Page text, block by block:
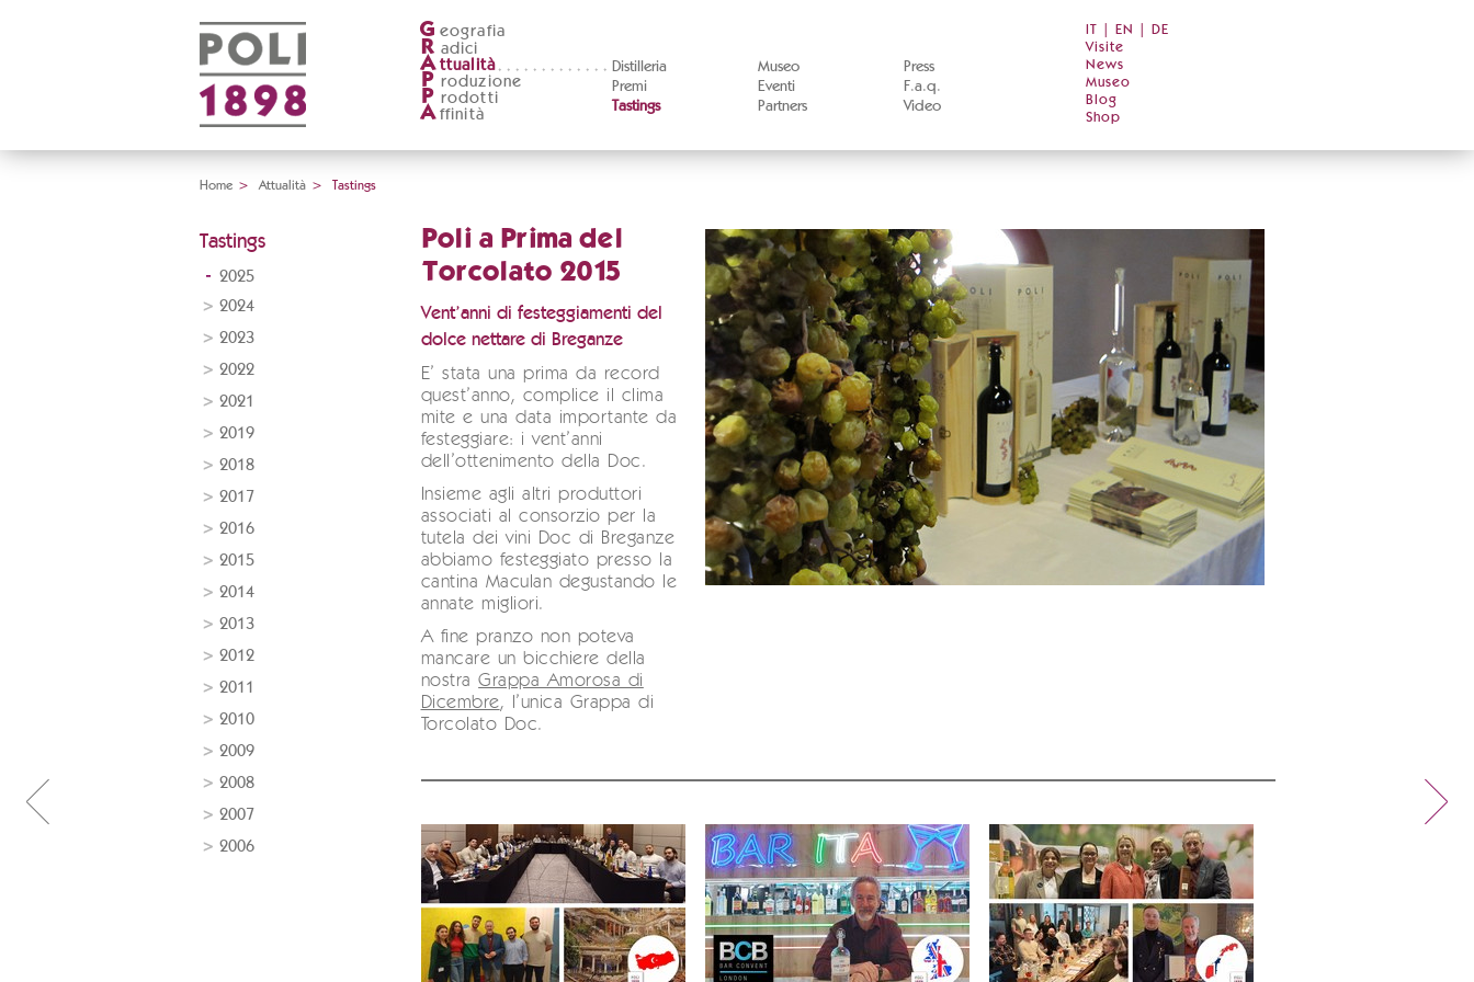
G eografia
R adici
A ttualità
Distilleria
Premi
Tastings
Museo
Eventi
Partners
Press
F.a.q.
Video
P roduzione
P rodotti
A ffinità
IT EN
DE
Visite
News
Museo
Blog
Shop
Home > Attualità > Tastings
Tastings
2025
2024
2023
2022
2021
2019
2018
2017
2016
2015
2014
2013
2012
2011
2010
2009
2008
2007
2006
Poli a Prima del
Torcolato 2015
Vent’anni di festeggiamenti del
dolce nettare di Breganze
E’ stata una prima da record
quest’anno, complice il clima
mite e una data importante da
festeggiare: i vent’anni
dell’ottenimento della Doc.
Insieme agli altri produttori
associati al consorzio per la
tutela dei vini Doc di Breganze
abbiamo festeggiato presso la
cantina Maculan degustando le
annate migliori.
A fine pranzo non poteva
mancare un bicchiere della
nostraGrappa Amorosa di
Dicembre, l’unica Grappa di
Torcolato Doc.